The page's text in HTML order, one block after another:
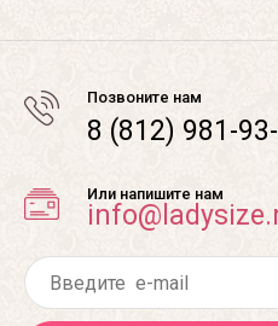
Позвоните нам
8 (812) 981-
Или напишите нам